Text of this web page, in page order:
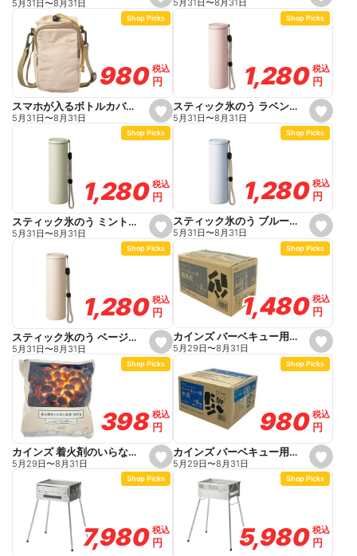
e
t
o
r
i
e
5月31日〜8月31日
e
t
o
r
i
e
5月31日〜8月31日
s
e
t
o
r
i
e
Shop Picks
980
980税込
税込
円
円
スマホが入るボトルカバー ライトベージュ 幅14.5cm 高さ21.5cm
5月31日〜8月31日
s
e
t
o
r
i
e
Shop Picks
1,280
1,280 税込
税込
円
円
スティック氷のう ラベンダー 140ml
5月31日〜8月31日
s
e
t
o
r
i
e
Shop Picks
1,280
1,280税込
税込
円
円
スティック氷のう ミント 140ml
5月31日〜8月31日
s
e
t
o
r
i
e
Shop Picks
1,280
1,280 税込
税込
円
円
スティック氷のう ブルー 140ml
5月31日〜8月31日
s
e
t
o
r
i
e
Shop Picks
1,280
1,280税込
税込
円
円
スティック氷のう ベージュ 140ml
5月31日〜8月31日
s
e
t
o
r
i
e
Shop Picks
1,480
1,480 税込
税込
円
円
カインズ バーベキュー用備長炭 3~4人用 2kg
5月29日〜8月31日
s
e
t
o
r
i
Shop Picks
398
398税込
税込
円
円
カインズ 着火剤のいらない 豆炭 屋外専用 500g
5月29日〜8月31日
s
e
t
o
r
i
Shop Picks
980
980 税込
税込
円
円
カインズ バーベキュー用木炭 6kg 6~8人用
5月29日〜8月31日
Shop Picks
7,980
7,980税込
税込
円
円
Shop Picks
5,980
5,980 税込
税込
円
円